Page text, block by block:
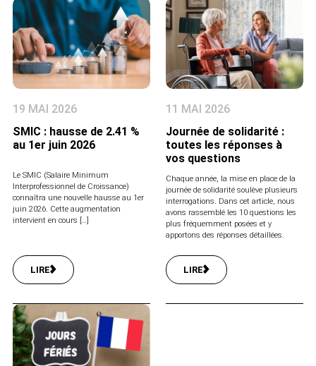
19 MAI 2026
SMIC : hausse de 2.41 %
au 1er juin 2026
Le SMIC (Salaire Minimum
Interprofessionnel de Croissance)
connaîtra une nouvelle hausse au 1er
juin 2026. Cette augmentation
intervient en cours […]
LIRE
11 MAI 2026
Journée de solidarité :
toutes les réponses à
vos questions
Chaque année, la mise en place de la
journée de solidarité soulève plusieurs
interrogations. Dans cet article, nous
avons rassemblé les 10 questions les
plus fréquemment posées et y
apportons des réponses détaillées.
LIRE